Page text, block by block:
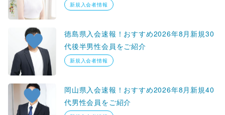
新規入会者情報
徳島県入会速報！おすすめ2026年8月新規30
代後半男性会員をご紹介
新規入会者情報
岡山県入会速報！おすすめ2026年8月新規40
代男性会員をご紹介